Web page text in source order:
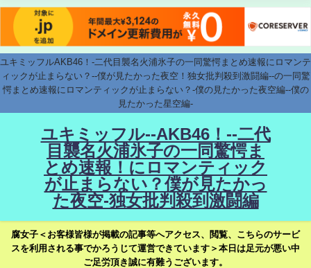
ユキミッフルAKB46！-二代目襲名火浦氷子の一同驚愕まとめ速報にロマンテ
ィックが止まらない？--僕が見たかった夜空！独女批判殺到激闘編--の一同驚
愕まとめ速報にロマンティックが止まらない？-僕の見たかった夜空編--僕の
見たかった星空編-
ユキミッフル--AKB46！--二代
目襲名火浦氷子の一同驚愕ま
とめ速報！にロマンティック
が止まらない？僕が見たかっ
た夜空-独女批判殺到激闘編
腐女子＜お客様皆様が掲載の記事等へアクセス、閲覧、こちらのサービ
スを利用される事でかろうじて運営できています＞本日は足元が悪い中
ご足労頂き誠に有難うございます。